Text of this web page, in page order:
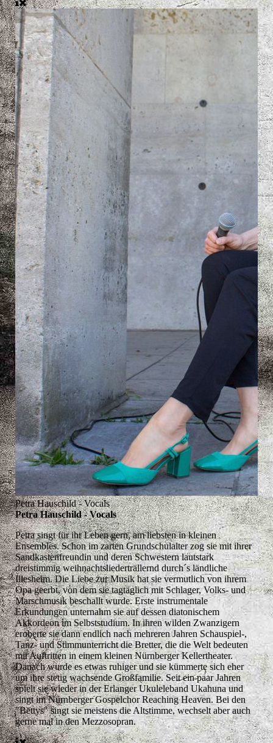
Petra Hauschild - Vocals
Petra Hauschild - Vocals
Petra singt für ihr Leben gern, am liebsten in kleinen
Ensembles. Schon im zarten Grundschulalter zog sie mit ihrer
Sandkastenfreundin und deren Schwestern lautstark
dreistimmig weihnachtsliederträllernd durch´s ländliche
Illesheim. Die Liebe zur Musik hat sie vermutlich von ihrem
Opa geerbt, von dem sie tagtäglich mit Schlager, Volks- und
Marschmusik beschallt wurde. Erste instrumentale
Erkundungen unternahm sie auf dessen diatonischem
Akkordeon im Selbststudium. In ihren wilden Zwanzigern
eroberte sie dann endlich nach mehreren Jahren Schauspiel-,
Tanz- und Stimmunterricht die Bretter, die die Welt bedeuten
mit Auftritten in einem kleinen Nürnberger Kellertheater.
Danach wurde es etwas ruhiger und sie kümmerte sich eher
um ihre stetig wachsende Großfamilie. Seit ein paar Jahren
spielt sie wieder in der Erlanger Ukuleleband Ukahuna und
singt im Nürnberger Gospelchor Reaching Heaven. Bei den
"Bettys" singt sie meistens die Altstimme, wechselt aber auch
gerne mal in den Mezzosopran.